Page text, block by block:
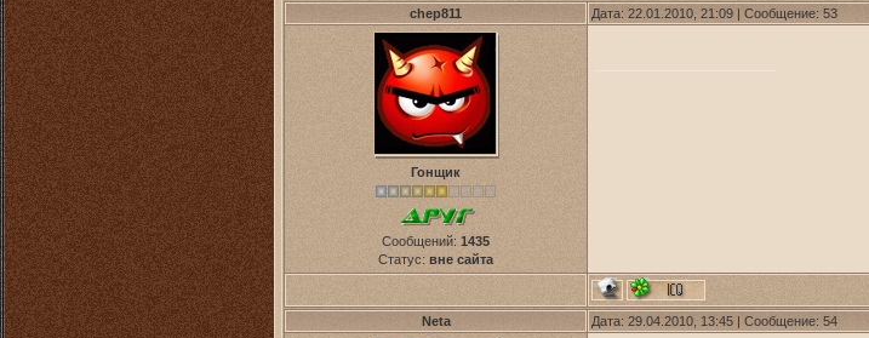
chep811 Дата: 22.01.2010, 21:09 | Сообщение: 53
Гонщик
Сообщений: 1435
Статус: вне сайта
Neta Дата: 29.04.2010, 13:45 | Сообщение: 54